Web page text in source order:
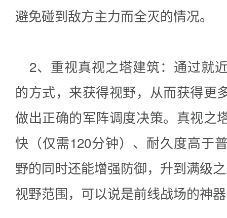
避免碰到敌方主力而全灭的情况。
2、重视真视之塔建筑：通过就
的方式，来获得视野，从而获得更
做出正确的军阵调度决策。真视之
快（仅需120分钟）、耐久度高于
野的同时还能增强防御，升到满级
视野范围，可以说是前线战场的神